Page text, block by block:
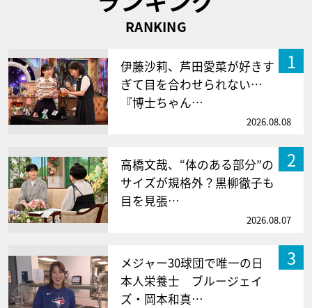
RANKING
1
伊藤沙莉、芦田愛菜が好きす
ぎて目を合わせられない…
『博士ちゃん…
2026.08.08
2
高橋文哉、“体のある部分”の
サイズが規格外？黒柳徹子も
目を見張…
2026.08.07
3
メジャー30球団で唯一の日
本人栄養士 ブルージェイ
ズ・岡本和真…